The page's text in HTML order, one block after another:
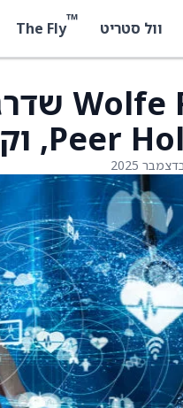
וול סטריט ™
The Fly